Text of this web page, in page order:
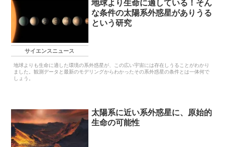
サイエンスニュース
地球より生命に適している！そん
な条件の太陽系外惑星がありうる
という研究
地球よりも生命に適した環境の系外惑星が、この広い宇宙には存在しうることがわかり
ました。観測データと最新のモデリングからわかったその系外惑星の条件とは一体何で
しょう。
太陽系に近い系外惑星に、原始的
生命の可能性